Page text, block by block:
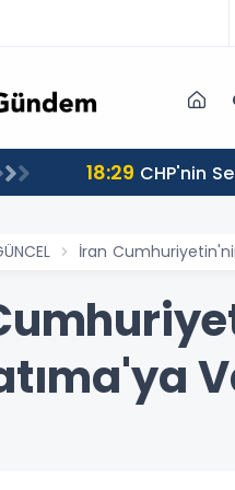
18:29 CHP'nin
İran